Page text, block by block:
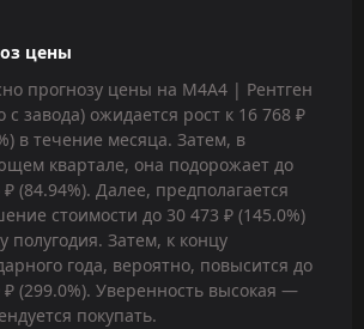
цены
прогнозу цены на M4A4 | Рентген
с завода) ожидается рост к 16 768 ₽
в течение месяца. Затем, в
квартале, она подорожает до
(84.94%). Далее, предполагается
стоимости до 30 473 ₽ (145.0%)
полугодия. Затем, к концу
года, вероятно, повысится до
₽ (299.0%). Уверенность высокая —
покупать.